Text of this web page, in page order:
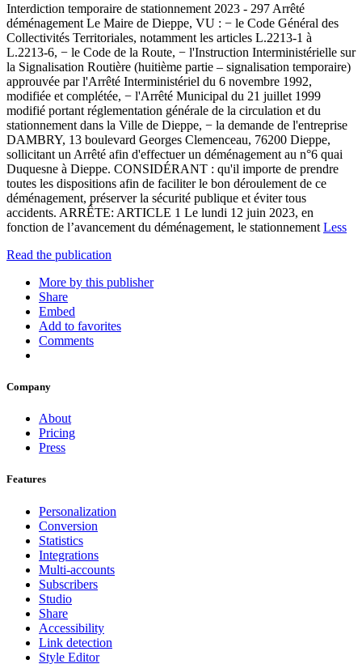
Interdiction temporaire de stationnement 2023 - 297 Arrêté
déménagement Le Maire de Dieppe, VU : − le Code Général des
Collectivités Territoriales, notamment les articles L.2213-1 à
L.2213-6, − le Code de la Route, − l'Instruction Interministérielle sur
la Signalisation Routière (huitième partie – signalisation temporaire)
approuvée par l'Arrêté Interministériel du 6 novembre 1992,
modifiée et complétée, − l'Arrêté Municipal du 21 juillet 1999
modifié portant réglementation générale de la circulation et du
stationnement dans la Ville de Dieppe, − la demande de l'entreprise
DAMBRY, 13 boulevard Georges Clemenceau, 76200 Dieppe,
sollicitant un Arrêté afin d'effectuer un déménagement au n°6 quai
Duquesne à Dieppe. CONSIDÉRANT : qu'il importe de prendre
toutes les dispositions afin de faciliter le bon déroulement de ce
déménagement, préserver la sécurité publique et éviter tous
accidents. ARRÊTE: ARTICLE 1 Le lundi 12 juin 2023, en
fonction de l’avancement du déménagement, le stationnement Less
Read the publication
More by this publisher
Share
Embed
Add to favorites
Comments
Company
About
Pricing
Press
Features
Personalization
Conversion
Statistics
Integrations
Multi-accounts
Subscribers
Studio
Share
Accessibility
Link detection
Style Editor